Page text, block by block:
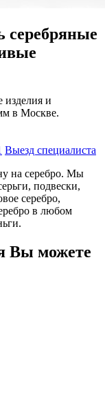
серебряные
и
в Москве.
Выезд специалиста
на серебро. Мы
подвески,
серебро,
в любом
Вы можете